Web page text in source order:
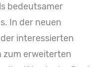
bedeutsamer
In der neuen
interessierten
zum erweiterten